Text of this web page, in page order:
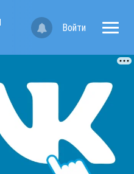
Войти